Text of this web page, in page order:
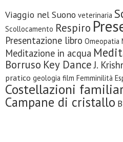
Viaggio nel Suono veterinaria
Scollocamento Respiro
Presentazione libro Omeopatia
Meditazione in acqua
Borruso Key Dance J.
pratico geologia film Femminilità
Costellazioni
Campane di cristallo